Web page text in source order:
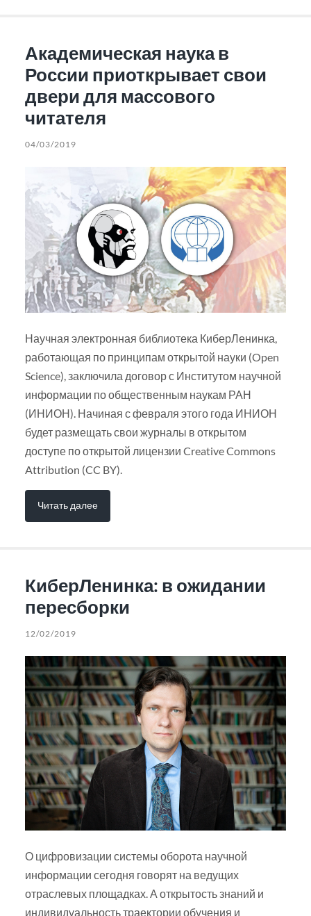
Академическая наука в
России приоткрывает свои
двери для массового
читателя
04/03/2019
Научная электронная библиотека КиберЛенинка,
работающая по принципам открытой науки (Open
Science), заключила договор с Институтом научной
информации по общественным наукам РАН
(ИНИОН). Начиная с февраля этого года ИНИОН
будет размещать свои журналы в открытом
доступе по открытой лицензии Creative Commons
Attribution (CC BY).
Читать далее
КиберЛенинка: в ожидании
пересборки
12/02/2019
О цифровизации системы оборота научной
информации сегодня говорят на ведущих
отраслевых площадках. А открытость знаний и
индивидуальность траектории обучения и